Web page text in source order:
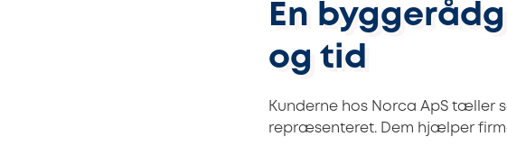
En
og tid
Kunderne hos Norca ApS
repræsenteret. Dem hjælper